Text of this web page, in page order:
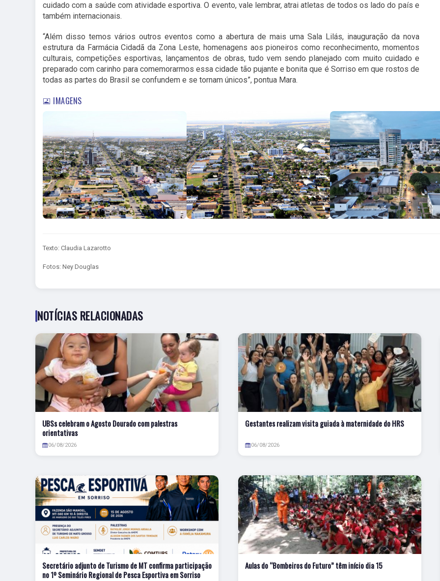
cuidado com a saúde com atividade esportiva. O evento, vale lembrar, atrai atletas de todos os lado do país e
também internacionais.
“Além disso temos vários outros eventos como a abertura de mais uma Sala Lilás, inauguração da nova
estrutura da Farmácia Cidadã da Zona Leste, homenagens aos pioneiros como reconhecimento, momentos
culturais, competições esportivas, lançamentos de obras, tudo vem sendo planejado com muito cuidado e
preparado com carinho para comemorarmos essa cidade tão pujante e bonita que é Sorriso em que rostos de
todas as partes do Brasil se confundem e se tornam únicos”, pontua Mara.
IMAGENS
Texto: Claudia Lazarotto
Fotos: Ney Douglas
NOTÍCIAS RELACIONADAS
UBSs celebram o Agosto Dourado com palestras
orientativas
06/08/2026
Gestantes realizam visita guiada à maternidade do HRS
06/08/2026
Secretário adjunto de Turismo de MT confirma participação
no 1º Seminário Regional de Pesca Esportiva em Sorriso
Aulas do “Bombeiros do Futuro” têm início dia 15